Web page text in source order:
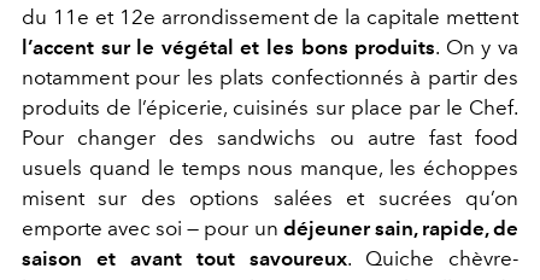
du 11e et 12e arrondissement de la capitale mettent
l’accent sur le végétal et les bons produits. On y va
notamment pour les plats confectionnés à partir des
produits de l’épicerie, cuisinés sur place par le Chef.
Pour changer des sandwichs ou autre fast food
usuels quand le temps nous manque, les échoppes
misent sur des options salées et sucrées qu’on
emporte avec soi — pour un déjeuner sain, rapide, de
saison et avant tout savoureux. Quiche chèvre-